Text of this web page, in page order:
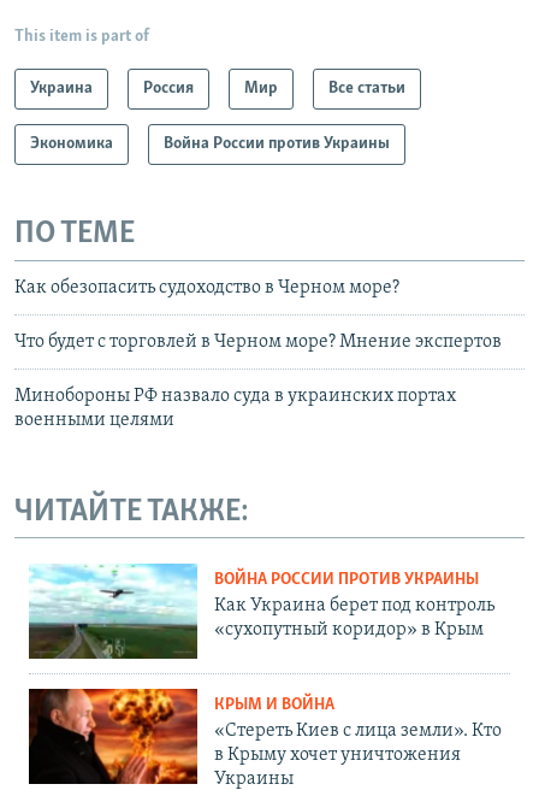
This item is part of
Украина Россия Мир Все статьи
Экономика Война России против Украины
ПО ТЕМЕ
Как обезопасить судоходство в Черном море?
Что будет с торговлей в Черном море? Мнение экспертов
Минобороны РФ назвало суда в украинских портах
военными целями
ЧИТАЙТЕ ТАКЖЕ:
ВОЙНА РОССИИ ПРОТИВ УКРАИНЫ
Как Украина берет под контроль
«сухопутный коридор» в Крым
КРЫМ И ВОЙНА
«Стереть Киев с лица земли». Кто
в Крыму хочет уничтожения
Украины